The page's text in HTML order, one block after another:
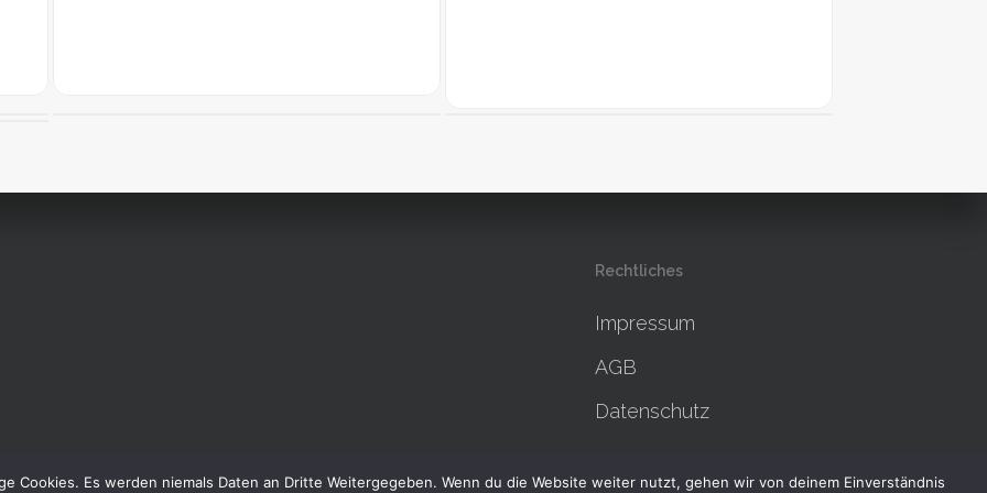
Rechtliches
Impressum
AGB
Datenschutz
Cookies. Es werden niemals Daten an Dritte Weitergegeben. Wenn du die Website weiter nutzt, gehen wir von deinem Einverständnis